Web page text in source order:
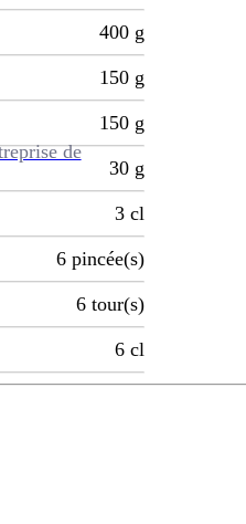
de
400 g
150 g
150 g
30 g
3 cl
6 pincée(s)
6 tour(s)
6 cl